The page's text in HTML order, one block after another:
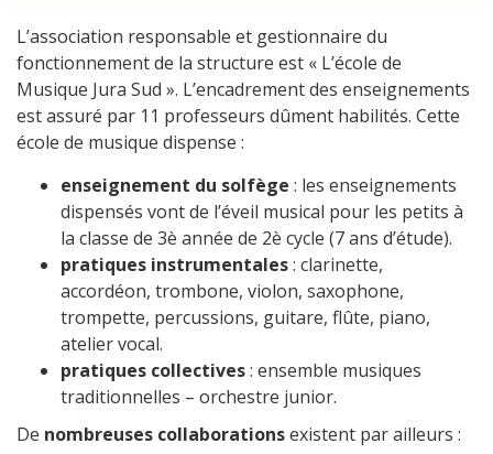
L’association responsable et gestionnaire du
fonctionnement de la structure est « L’école de
Musique Jura Sud ». L’encadrement des enseignements
est assuré par 11 professeurs dûment habilités. Cette
école de musique dispense :
enseignement du solfège : les enseignements
dispensés vont de l’éveil musical pour les petits à
la classe de 3è année de 2è cycle (7 ans d’étude).
pratiques instrumentales: clarinette,
accordéon, trombone, violon, saxophone,
trompette, percussions, guitare, flûte, piano,
atelier vocal.
pratiques collectives: ensemble musiques
traditionnelles – orchestre junior.
De nombreuses collaborationsexistent par ailleurs :